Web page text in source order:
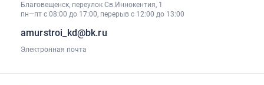
Благовещенск, переулок Св.Иннокентия, 1
пн—пт с 08:00 до 17:00, перерыв с 12:00 до 13:00
amurstroi_kd@bk.ru
Электронная почта